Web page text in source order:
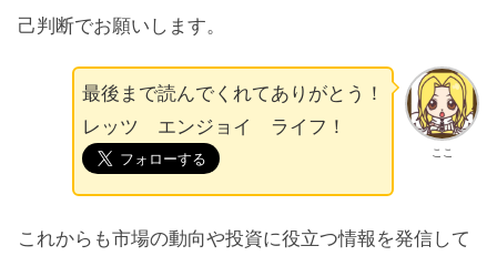
己判断でお願いします。
ここ
最後まで読んでくれてありがとう！
レッツ エンジョイ ライフ！
これからも市場の動向や投資に役立つ情報を発信して